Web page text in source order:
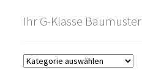
Ihr G-Klasse Baumuster